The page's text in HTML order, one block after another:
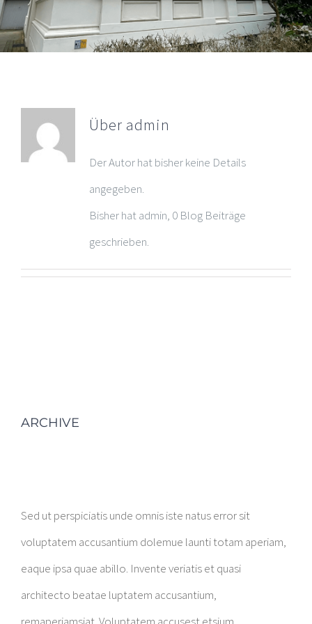
Über admin
Der Autor hat bisher keine Details
angegeben.
Bisher hat admin, 0 Blog Beiträge
geschrieben.
ARCHIVE
Sed ut perspiciatis unde omnis iste natus error sit
voluptatem accusantium dolemue launti totam aperiam,
eaque ipsa quae abillo. Invente veriatis et quasi
architecto beatae luptatem accusantium,